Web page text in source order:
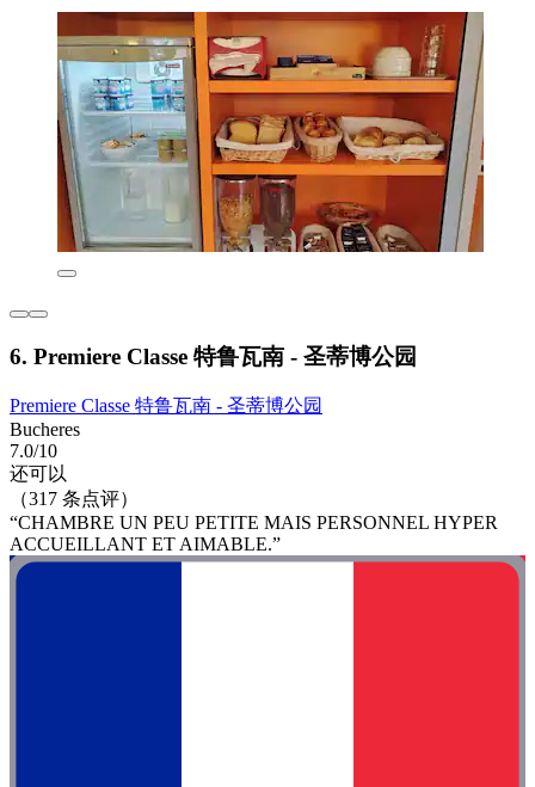
6. Premiere Classe 特鲁瓦南 - 圣蒂博公园
Premiere Classe 特鲁瓦南 - 圣蒂博公园
Bucheres
7.0/10
还可以
（317 条点评）
“CHAMBRE UN PEU PETITE MAIS PERSONNEL HYPER
ACCUEILLANT ET AIMABLE.”